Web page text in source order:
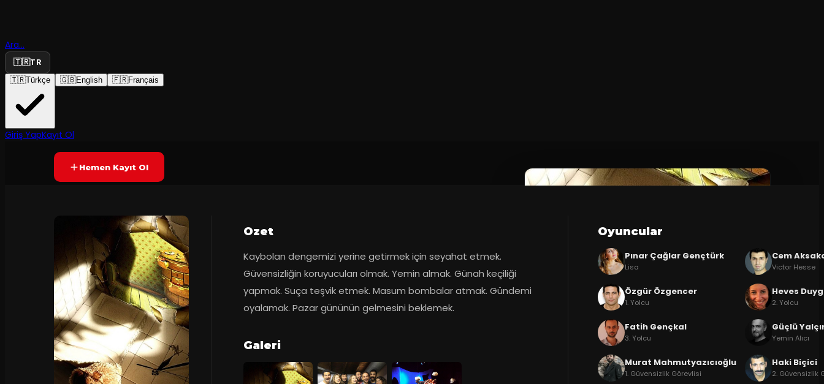
Ara...
🇹🇷TR
🇹🇷Türkçe 🇬🇧English 🇫🇷Français
Giriş YapKayıt Ol
Dünyası
SONA ERDI
Hemen Kayıt Ol
Ozet
Kaybolan dengemizi yerine getirmek için seyahat etmek.
Güvensizliğin koruyucuları olmak. Yemin almak. Günah keçiliği
yapmak. Suça teşvik etmek. Masum bombalar atmak. Gündemi
oyalamak. Pazar gününün gelmesini beklemek.
Galeri
Oyuncular
Pınar Çağlar Gençtürk
Lisa
Cem
Victor Hesse
Özgür Özgencer
1. Yolcu
Heves
2. Yolcu
Fatih Gençkal
3. Yolcu
Güçlü
Yemin Alıcı
Murat Mahmutyazıcıoğlu
1. Güvensizlik Görevlisi
Haki Biçici
2. Güvensizlik